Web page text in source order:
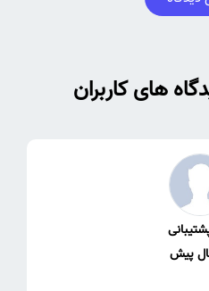
های کاربران